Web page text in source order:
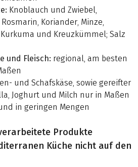
Knoblauch und Zwiebel,
Koriander, Minze,
und Kreuzkümmel; Salz
und Fleisch: regional, am besten
und Schafskäse, sowie gereifter
Joghurt und Milch nur in Maßen
in geringen Mengen
Produkte
Küche nicht auf den